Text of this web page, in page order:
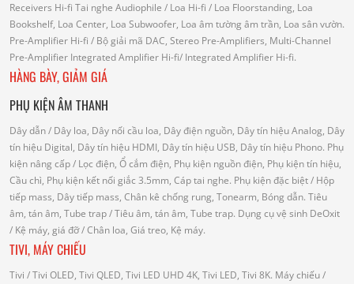
Receivers Hi-fi Tai nghe Audiophile / Loa Hi-fi / Loa Floorstanding, Loa
Bookshelf, Loa Center, Loa Subwoofer, Loa âm tường âm trần, Loa sân vườn.
Pre-Amplifier Hi-fi / Bộ giải mã DAC, Stereo Pre-Amplifiers, Multi-Channel
Pre-Amplifier Integrated Amplifier Hi-fi/ Integrated Amplifier Hi-fi.
HÀNG BÀY, GIẢM GIÁ
PHỤ KIỆN ÂM THANH
Dây dẫn/ Dây loa, Dây nối cầu loa, Dây điện nguồn, Dây tín hiệu Analog, Dây
tín hiệu Digital, Dây tín hiệu HDMI, Dây tín hiệu USB, Dây tín hiệu Phono. Phụ
kiện nâng cấp/ Lọc điện, Ổ cắm điện, Phụ kiện nguồn điện, Phụ kiện tín hiệu,
Cầu chì, Phụ kiện kết nối giắc 3.5mm, Cáp tai nghe. Phụ kiện đặc biệt/ Hộp
tiếp mass, Dây tiếp mass, Chân kê chống rung, Tonearm, Bóng dẫn. Tiêu
âm, tán âm, Tube trap/ Tiêu âm, tán âm, Tube trap. Dụng cụ vệ sinh DeOxit
/ Kệ máy, giá đỡ/ Chân loa, Giá treo, Kệ máy.
TIVI, MÁY CHIẾU
Tivi / Tivi OLED, Tivi QLED, Tivi LED UHD 4K, Tivi LED, Tivi 8K. Máy chiếu/